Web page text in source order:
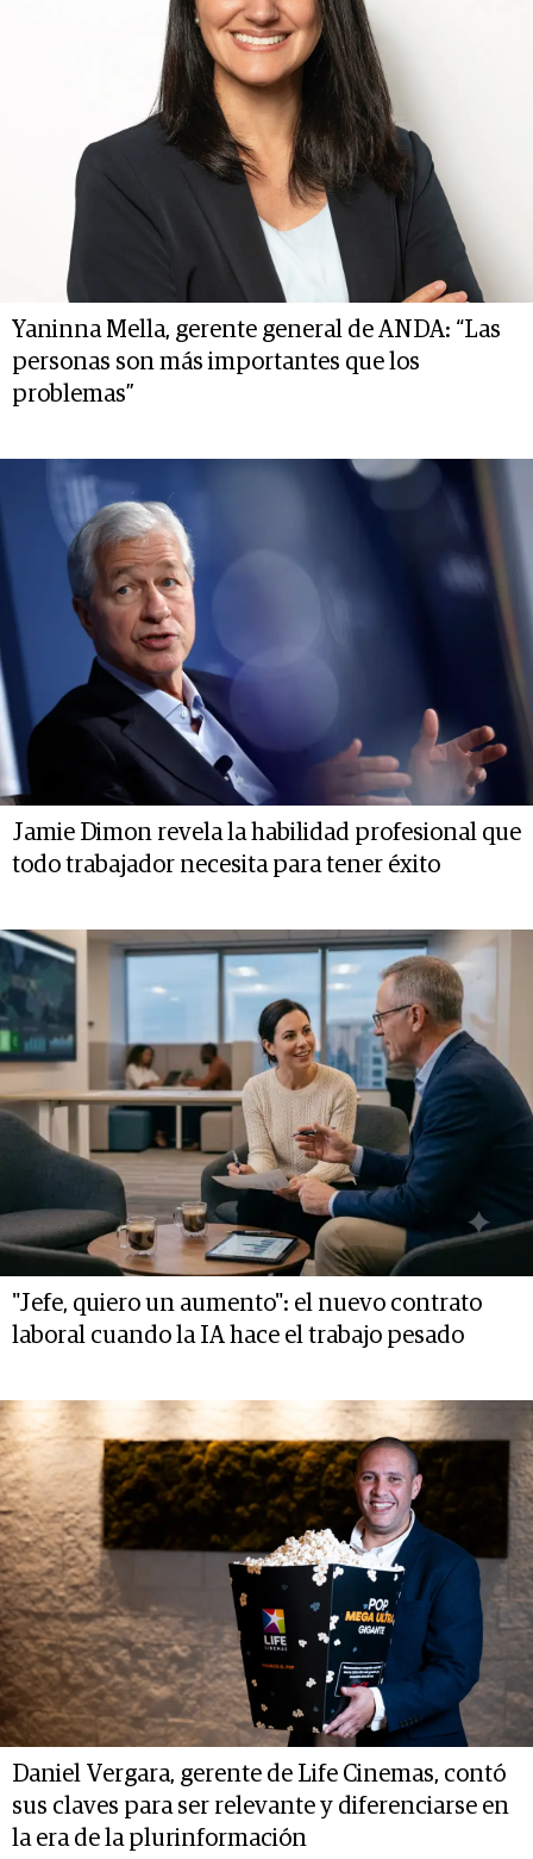
Yaninna Mella, gerente general de ANDA: “Las
personas son más importantes que los
problemas”
Jamie Dimon revela la habilidad profesional que
todo trabajador necesita para tener éxito
"Jefe, quiero un aumento": el nuevo contrato
laboral cuando la IA hace el trabajo pesado
Daniel Vergara, gerente de Life Cinemas, contó
sus claves para ser relevante y diferenciarse en
la era de la plurinformación